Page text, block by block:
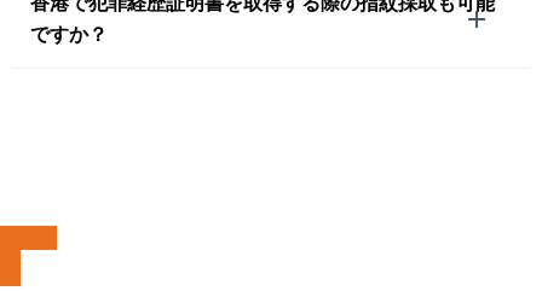
ですか？